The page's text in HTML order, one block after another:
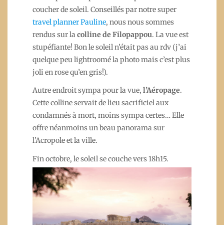
coucher de soleil. Conseillés par notre super
travel planner Pauline, nous nous sommes
rendus sur la colline de Filopappou. La vue est
stupéfiante! Bon le soleil n’était pas au rdv (j’ai
quelque peu lightroomé la photo mais c’est plus
joli en rose qu’en gris!).
Autre endroit sympa pour la vue, l’Aéropage.
Cette colline servait de lieu sacrificiel aux
condamnés à mort, moins sympa certes… Elle
offre néanmoins un beau panorama sur
l’Acropole et la ville.
Fin octobre, le soleil se couche vers 18h15.